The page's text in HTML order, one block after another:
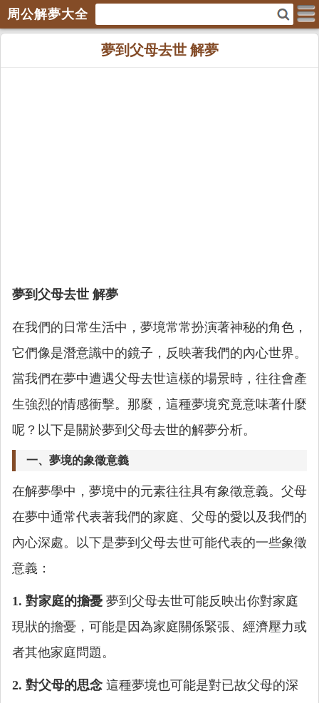
周公解夢大全
夢到父母去世 解夢
夢到父母去世 解夢
在我們的日常生活中，夢境常常扮演著神秘的角色，
它們像是潛意識中的鏡子，反映著我們的內心世界。
當我們在夢中遭遇父母去世這樣的場景時，往往會產
生強烈的情感衝擊。那麼，這種夢境究竟意味著什麼
呢？以下是關於夢到父母去世的解夢分析。
一、夢境的象徵意義
在解夢學中，夢境中的元素往往具有象徵意義。父母
在夢中通常代表著我們的家庭、父母的愛以及我們的
內心深處。以下是夢到父母去世可能代表的一些象徵
意義：
1. 對家庭的擔憂 夢到父母去世可能反映出你對家庭
現狀的擔憂，可能是因為家庭關係緊張、經濟壓力或
者其他家庭問題。
2. 對父母的思念 這種夢境也可能是對已故父母的深